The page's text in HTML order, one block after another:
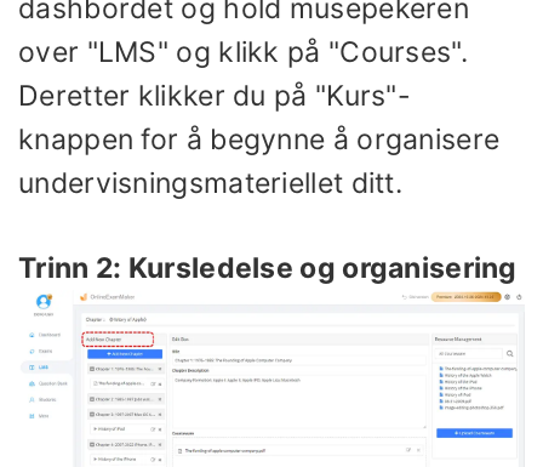
dashbordet og hold musepekeren
over "LMS" og klikk på "Courses".
Deretter klikker du på "Kurs"-
knappen for å begynne å organisere
undervisningsmateriellet ditt.
Trinn 2: Kursledelse og organisering